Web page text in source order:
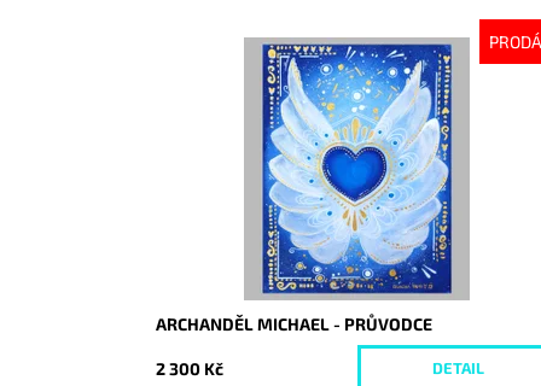
Vyprodáno
5914
ARCHANDĚL MICHAEL - PRŮVODCE
2 300 Kč DETAIL